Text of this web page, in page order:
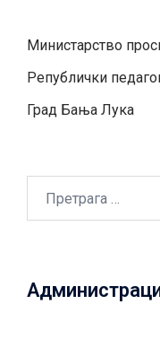
Министарство
Републички
Град Бањa Лукa